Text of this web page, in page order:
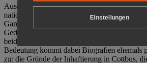
Auseinandersetzung mit politischem Unrecht
nationalsozialistischen Terrorherrschaft und
Ganzjährig zeigen mehrere Dauer- und
Gedenkstätte Zuchthaus Cottbus Beispiele
beiden deutschen Diktaturen des 20.
Bedeutung kommt dabei Biografien ehemals
zu: die Gründe der Inhaftierung in Cottbus,
Einstellungen